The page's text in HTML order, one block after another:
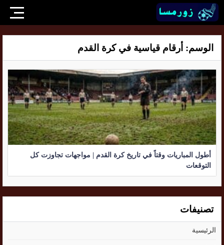
الوسم: أرقام قياسية في كرة القدم
أطول المباريات وقتاً في تاريخ كرة القدم | مواجهات تجاوزت كل
التوقعات
تصنيفات
الرئيسية